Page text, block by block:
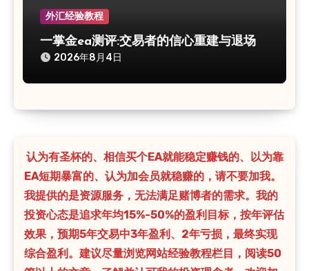
外汇经验教程
一掌金ea测评:交易者的信心重建与退场
2026年8月4日
认为有圣杯的、相信买个EA就能稳定赚钱的、以为靠
EA短期暴富的、认为加会员就稳赚的，请不要加我。
我提供的是资源服务，无法满足赌博者的需求。我的
投资心态是追求年均15%-50%的盈利目标，按年评估
效果，预期5年交易中3年盈利、2年亏损，最终实现
综合盈利。建议尽量浏览网站经验教程栏目，阅读50